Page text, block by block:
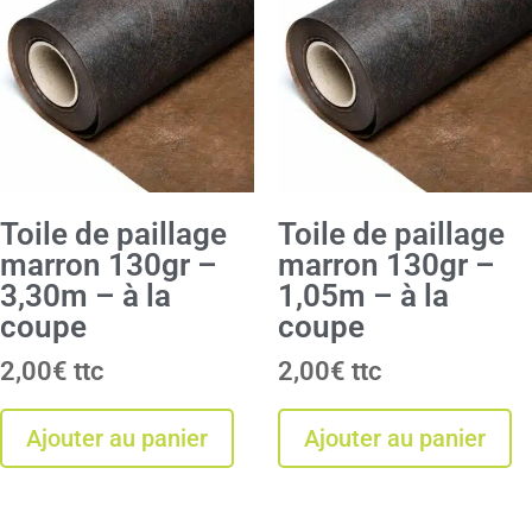
Toile de paillage
marron 130gr –
3,30m – à la
coupe
2,00€
Ajouter au panier
Toile de paillage
marron 130gr –
1,05m – à la
coupe
2,00€
Ajouter au panier